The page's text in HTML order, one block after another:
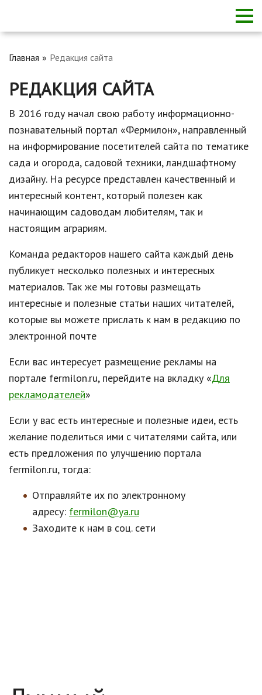
Главная Редакция сайта
РЕДАКЦИЯ САЙТА
В 2016 году начал свою работу информационно-
познавательный портал «Фермилон», направленный
на информирование посетителей сайта по тематике
сада и огорода, садовой техники, ландшафтному
дизайну. На ресурсе представлен качественный и
интересный контент, который полезен как
начинающим садоводам любителям, так и
настоящим аграриям.
Команда редакторов нашего сайта каждый день
публикует несколько полезных и интересных
материалов. Так же мы готовы размещать
интересные и полезные статьи наших читателей,
которые вы можете прислать к нам в редакцию по
электронной почте
Если вас интересует размещение рекламы на
портале fermilon.ru, перейдите на вкладку «Для
рекламодателей»
Если у вас есть интересные и полезные идеи, есть
желание поделиться ими с читателями сайта, или
есть предложения по улучшению портала
fermilon.ru, тогда:
Отправляйте их по электронному
адресу: fermilon@ya.ru
Заходите к нам в соц. сети